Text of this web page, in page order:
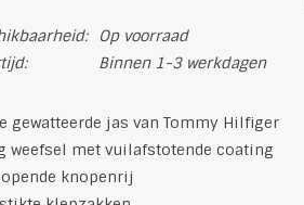
Op voorraad
Binnen 1-3 werkdagen
gewatteerde jas van Tommy Hilfiger
weefsel met vuilafstotende coating
knopenrij